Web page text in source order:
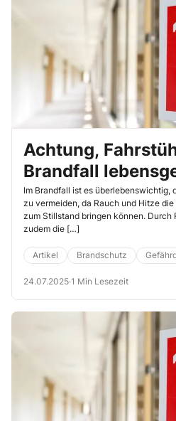
Achtung,
Brandfall
Nutzen Sie die
Im Brandfall ist es überlebenswichtig,
zu vermeiden, da Rauch und Hitze
zum Stillstand bringen können. Durch
zudem die […]
Artikel Brandschutz
24.07.2025·1 Min Lesezeit